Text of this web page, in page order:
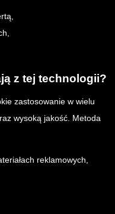
z tej technologii?
zastosowanie w wielu
wysoką jakość. Metoda
reklamowych,